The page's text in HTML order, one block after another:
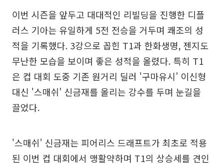
이번 시즌을 앞두고 대대적인 리빌딩을 진행한 디플
러스 기아는 유일하게 5전 전승을 거두며 쾌조의 성
적을 기록했다. 3강으로 꼽힌 T1과 한화생명, 젠지도
무난한 모습을 보이며 좋은 성적을 올렸다. 특히 T1
은 컵 대회 도중 기존 원거리 딜러 '구마유시' 이신형
대신 '스매쉬' 신금재를 올리는 강수를 두며 눈길을
끌었다.
'스매쉬' 신금재는 피어리스 드래프트가 최초로 적용
된 이번 컵 대회에서 맹활약하며 T1의 상승세를 견인